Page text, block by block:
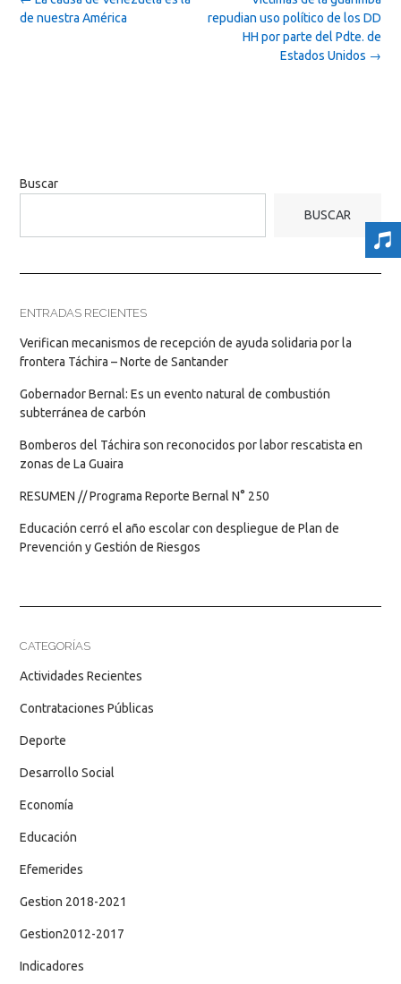
navigation
repudian uso político de los DD
HH por parte del Pdte. de
Estados Unidos →
de nuestra América
Buscar
BUSCAR
ENTRADAS RECIENTES
Verifican mecanismos de recepción de ayuda solidaria por la
frontera Táchira – Norte de Santander
Gobernador Bernal: Es un evento natural de combustión
subterránea de carbón
Bomberos del Táchira son reconocidos por labor rescatista en
zonas de La Guaira
RESUMEN // Programa Reporte Bernal N° 250
Educación cerró el año escolar con despliegue de Plan de
Prevención y Gestión de Riesgos
CATEGORÍAS
Actividades Recientes
Contrataciones Públicas
Deporte
Desarrollo Social
Economía
Educación
Efemerides
Gestion 2018-2021
Gestion2012-2017
Indicadores